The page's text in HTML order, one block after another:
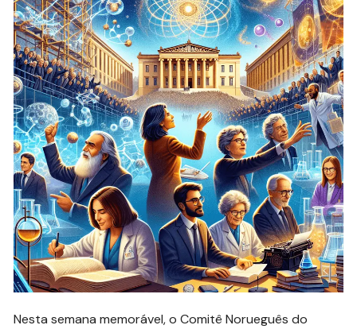
Nesta semana memorável, o Comitê Norueguês do